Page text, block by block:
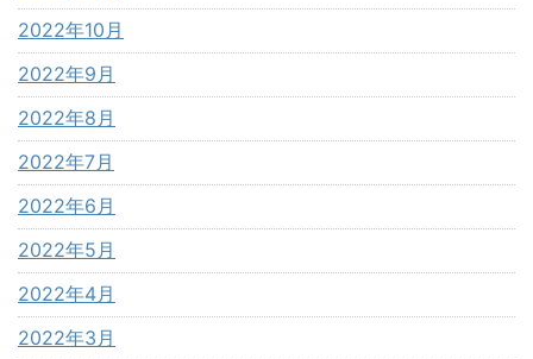
2022年10月
2022年9月
2022年8月
2022年7月
2022年6月
2022年5月
2022年4月
2022年3月